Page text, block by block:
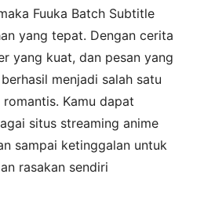
Fuuka Batch Subtitle
yang tepat. Dengan cerita
yang kuat, dan pesan yang
menjadi salah satu
Kamu dapat
situs streaming anime
sampai ketinggalan untuk
rasakan sendiri